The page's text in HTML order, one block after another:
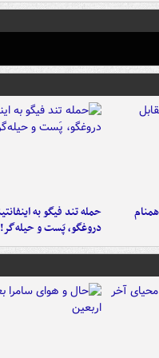
حمله تند فیگو به
دروغگو، پَست‌ و حیله‌گر!